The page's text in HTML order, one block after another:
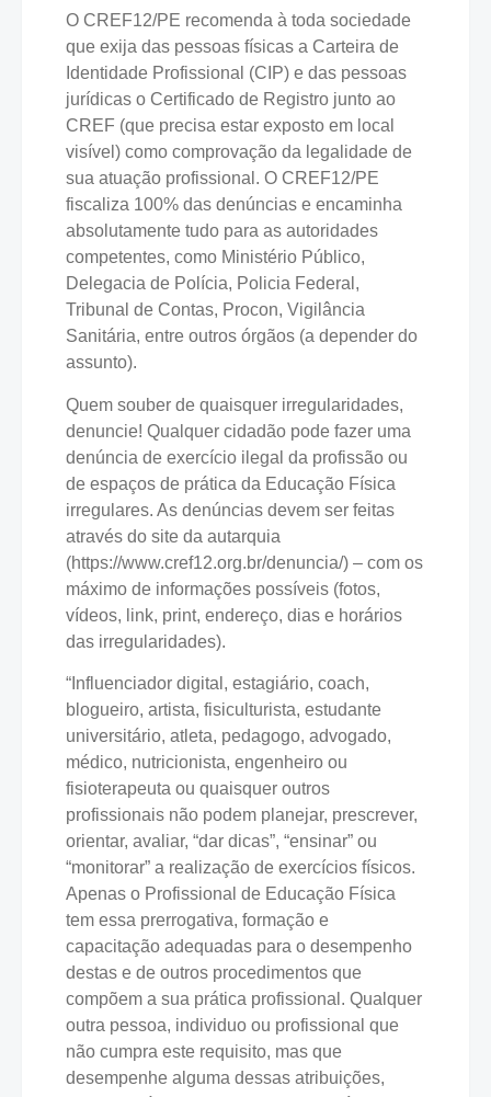
O CREF12/PE recomenda à toda sociedade
que exija das pessoas físicas a Carteira de
Identidade Profissional (CIP) e das pessoas
jurídicas o Certificado de Registro junto ao
CREF (que precisa estar exposto em local
visível) como comprovação da legalidade de
sua atuação profissional. O CREF12/PE
fiscaliza 100% das denúncias e encaminha
absolutamente tudo para as autoridades
competentes, como Ministério Público,
Delegacia de Polícia, Policia Federal,
Tribunal de Contas, Procon, Vigilância
Sanitária, entre outros órgãos (a depender do
assunto).
Quem souber de quaisquer irregularidades,
denuncie! Qualquer cidadão pode fazer uma
denúncia de exercício ilegal da profissão ou
de espaços de prática da Educação Física
irregulares. As denúncias devem ser feitas
através do site da autarquia
(https://www.cref12.org.br/denuncia/) – com os
máximo de informações possíveis (fotos,
vídeos, link, print, endereço, dias e horários
das irregularidades).
“Influenciador digital, estagiário, coach,
blogueiro, artista, fisiculturista, estudante
universitário, atleta, pedagogo, advogado,
médico, nutricionista, engenheiro ou
fisioterapeuta ou quaisquer outros
profissionais não podem planejar, prescrever,
orientar, avaliar, “dar dicas”, “ensinar” ou
“monitorar” a realização de exercícios físicos.
Apenas o Profissional de Educação Física
tem essa prerrogativa, formação e
capacitação adequadas para o desempenho
destas e de outros procedimentos que
compõem a sua prática profissional. Qualquer
outra pessoa, individuo ou profissional que
não cumpra este requisito, mas que
desempenhe alguma dessas atribuições,